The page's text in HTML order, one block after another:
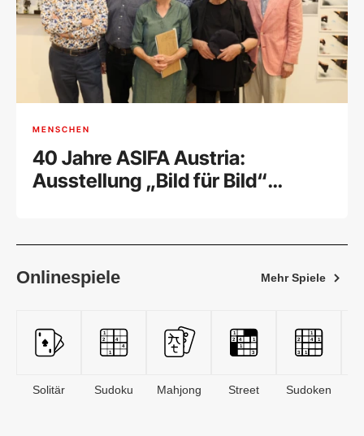
MENSCHEN
40 Jahre ASIFA Austria:
Ausstellung „Bild für Bild“
Onlinespiele Mehr Spiele
Solitär Sudoku Mahjong Street Sudoken